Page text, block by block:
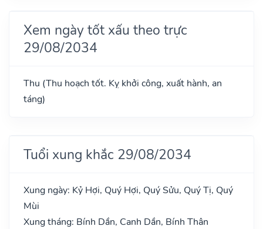
Xem ngày tốt xấu theo trực
29/08/2034
Thu (Thu hoạch tốt. Kỵ khởi công, xuất hành, an
táng)
Tuổi xung khắc 29/08/2034
Xung ngày: Kỷ Hợi, Quý Hợi, Quý Sửu, Quý Tị, Quý
Mùi
Xung tháng: Bính Dần, Canh Dần, Bính Thân